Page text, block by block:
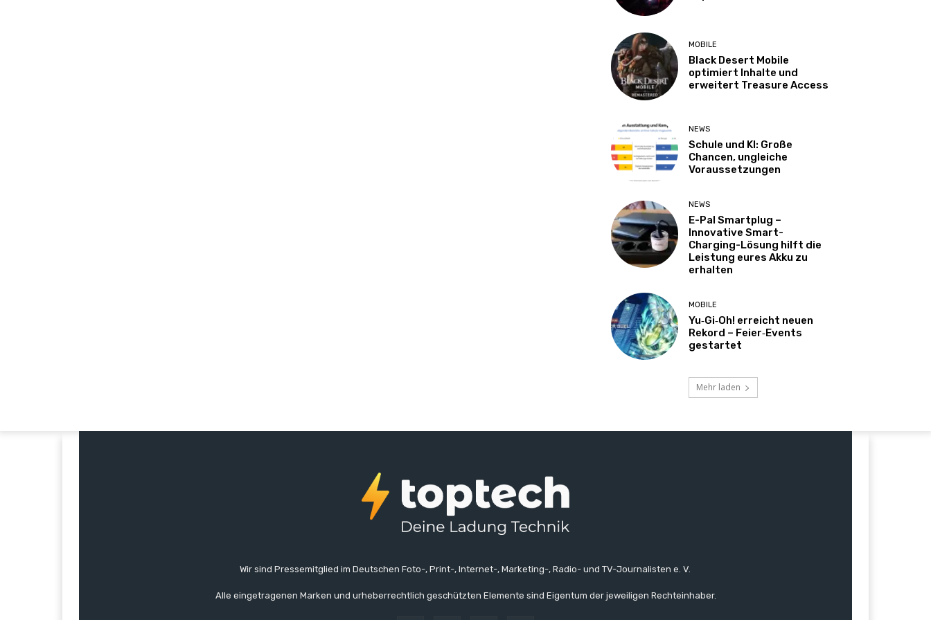
MOBILE
Black Desert Mobile
optimiert Inhalte und
erweitert Treasure Access
NEWS
Schule und KI: Große
Chancen, ungleiche
Voraussetzungen
NEWS
E-Pal Smartplug –
Innovative Smart-
Charging-Lösung hilft die
Leistung eures Akku zu
erhalten
MOBILE
Yu‑Gi‑Oh! erreicht neuen
Rekord – Feier‑Events
gestartet
Mehr laden
Wir sind Pressemitglied im Deutschen Foto-, Print-, Internet-, Marketing-, Radio- und TV-Journalisten e. V.
Alle eingetragenen Marken und urheberrechtlich geschützten Elemente sind Eigentum der jeweiligen Rechteinhaber.